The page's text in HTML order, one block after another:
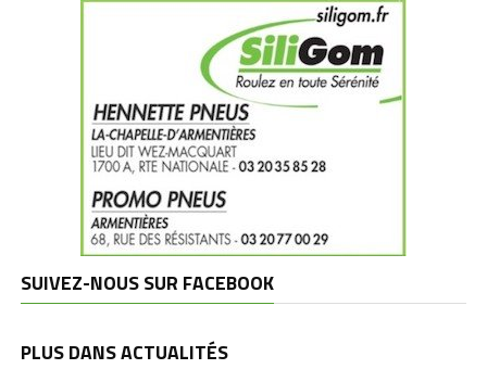
SUIVEZ-NOUS SUR FACEBOOK
PLUS DANS ACTUALITÉS